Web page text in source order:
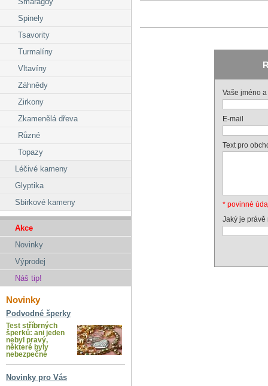
Spinely
Tsavority
Turmalíny
Vltavíny
Záhnědy
Zirkony
Zkamenělá dřeva
Různé
Topazy
Léčivé kameny
Glyptika
Sbirkové kameny
Akce
Novinky
Výprodej
Náš tip!
Novinky
Podvodné šperky
Test stříbrných
šperků: ani jeden
nebyl pravý,
některé byly
nebezpečné
Novinky pro Vás
Vaše jméno
E-mail
Text pro
* povinné
Jaký je právě